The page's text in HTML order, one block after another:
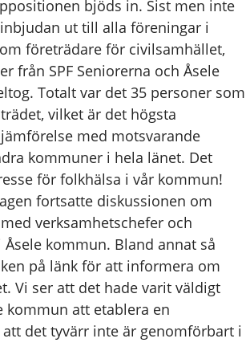
bjöds in. Sist men inte
ut till alla föreningar i
företrädare för civilsamhället,
från SPF Seniorerna och Åsele
Totalt var det 35 personer som
vilket är det högsta
med motsvarande
kommuner i hela länet. Det
för folkhälsa i vår kommun!
fortsatte diskussionen om
verksamhetschefer och
kommun. Bland annat så
på länk för att informera om
Vi ser att det hade varit väldigt
kommun att etablera en
det tyvärr inte är genomförbart i